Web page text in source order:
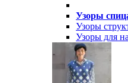
Узоры
Узоры
Узоры для